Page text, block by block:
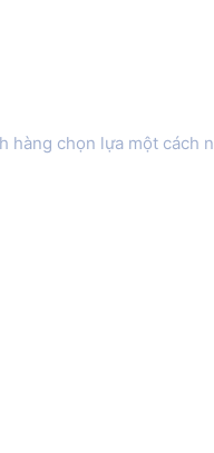
chọn lựa một cách